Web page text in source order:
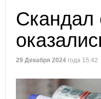
Скандал
29 Декабря 2024 года 15:42